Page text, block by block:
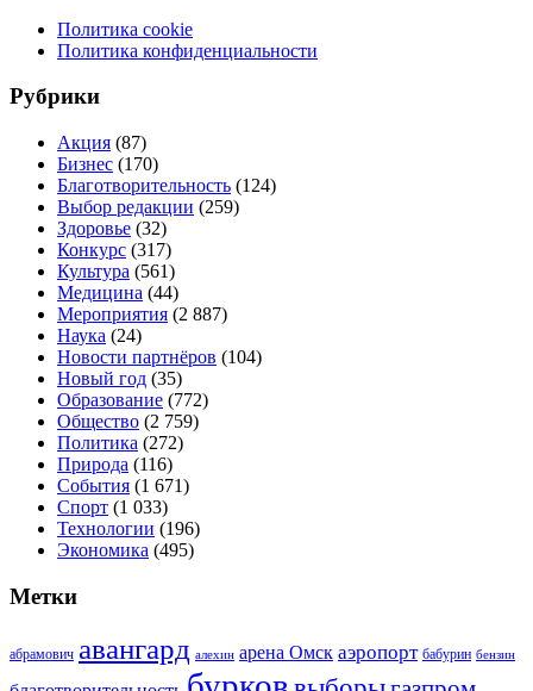
Политика cookie
Политика конфиденциальности
Рубрики
Акция (87)
Бизнес (170)
Благотворительность (124)
Выбор редакции (259)
Здоровье (32)
Конкурс (317)
Культура (561)
Медицина (44)
Мероприятия (2 887)
Наука (24)
Новости партнёров (104)
Новый год (35)
Образование (772)
Общество (2 759)
Политика (272)
Природа (116)
События (1 671)
Спорт (1 033)
Технологии (196)
Экономика (495)
Метки
абрамович авангард алехин арена Омск аэропорт бабурин бензин